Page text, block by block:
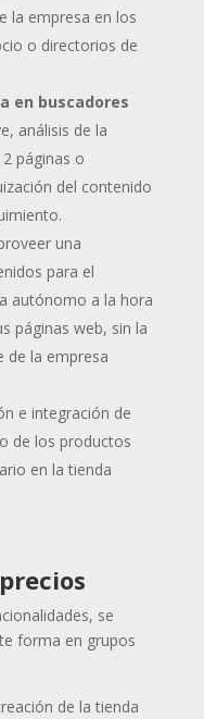
la empresa en los
o directorios de
en buscadores
análisis de la
páginas o
del contenido
una
para el
autónomo a la hora
páginas web, sin la
de la empresa
e integración de
de los productos
en la tienda
se
forma en grupos
de la tienda